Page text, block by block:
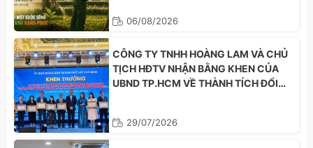
06/08/2026
CÔNG TY TNHH HOÀNG LAM VÀ CHỦ
TỊCH HĐTV NHẬN BẰNG KHEN CỦA
UBND TP.HCM VỀ THÀNH TÍCH ĐỔI
29/07/2026